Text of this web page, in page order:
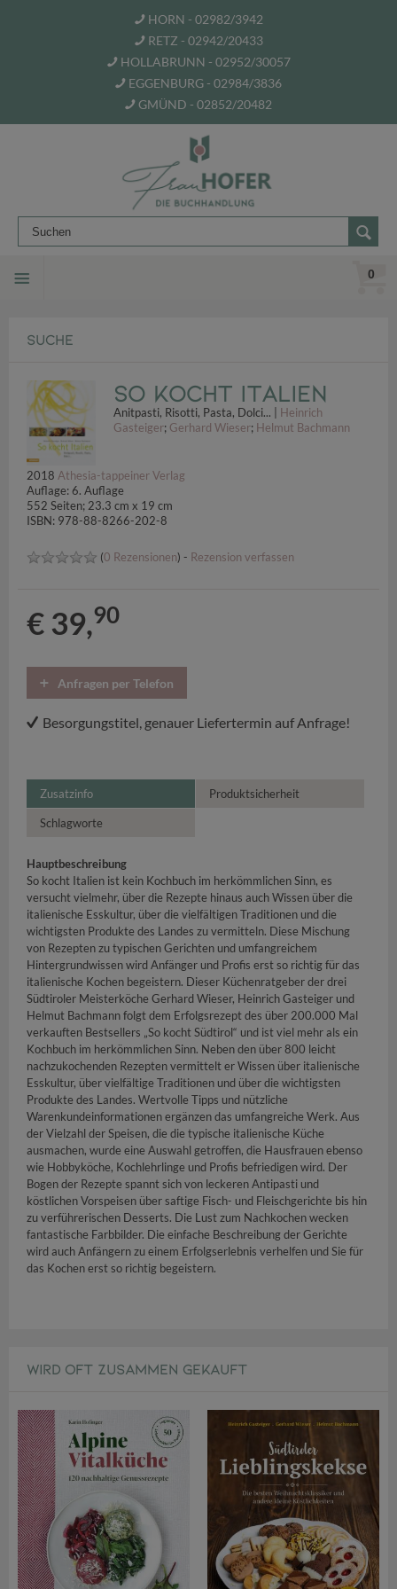
HORN - 02982/3942
RETZ - 02942/20433
HOLLABRUNN - 02952/30057
EGGENBURG - 02984/3836
GMÜND - 02852/20482
0
SUCHE
So kocht Italien
Anitpasti, Risotti, Pasta, Dolci... | Heinrich
Gasteiger; Gerhard Wieser; Helmut Bachmann
2018 Athesia-tappeiner Verlag
Auflage: 6. Auflage
552 Seiten; 23.3 cm x 19 cm
ISBN: 978-88-8266-202-8
(0 Rezensionen) - Rezension verfassen
€ 39,90
Anfragen per Telefon
Besorgungstitel, genauer Liefertermin auf Anfrage!
Zusatzinfo Produktsicherheit
Schlagworte
Hauptbeschreibung
So kocht Italien ist kein Kochbuch im herkömmlichen Sinn, es
versucht vielmehr, über die Rezepte hinaus auch Wissen über die
italienische Esskultur, über die vielfältigen Traditionen und die
wichtigsten Produkte des Landes zu vermitteln. Diese Mischung
von Rezepten zu typischen Gerichten und umfangreichem
Hintergrundwissen wird Anfänger und Profis erst so richtig für das
italienische Kochen begeistern. Dieser Küchenratgeber der drei
Südtiroler Meisterköche Gerhard Wieser, Heinrich Gasteiger und
Helmut Bachmann folgt dem Erfolgsrezept des über 200.000 Mal
verkauften Bestsellers „So kocht Südtirol“ und ist viel mehr als ein
Kochbuch im herkömmlichen Sinn. Neben den über 800 leicht
nachzukochenden Rezepten vermittelt er Wissen über italienische
Esskultur, über vielfältige Traditionen und über die wichtigsten
Produkte des Landes. Wertvolle Tipps und nützliche
Warenkundeinformationen ergänzen das umfangreiche Werk. Aus
der Vielzahl der Speisen, die die typische italienische Küche
ausmachen, wurde eine Auswahl getroffen, die Hausfrauen ebenso
wie Hobbyköche, Kochlehrlinge und Profis befriedigen wird. Der
Bogen der Rezepte spannt sich von leckeren Antipasti und
köstlichen Vorspeisen über saftige Fisch- und Fleischgerichte bis hin
zu verführerischen Desserts. Die Lust zum Nachkochen wecken
fantastische Farbbilder. Die einfache Beschreibung der Gerichte
wird auch Anfängern zu einem Erfolgserlebnis verhelfen und Sie für
das Kochen erst so richtig begeistern.
WIRD OFT ZUSAMMEN GEKAUFT